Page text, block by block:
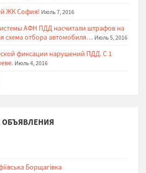
ЖК София! Июль 7, 2016
АФН ПДД насчитали штрафов на
схема отбора автомобиля… Июль 5, 2016
фиксации нарушений ПДД. С 1
Июль 4, 2016
ОБЪЯВЛЕНИЯ
Борщагівка